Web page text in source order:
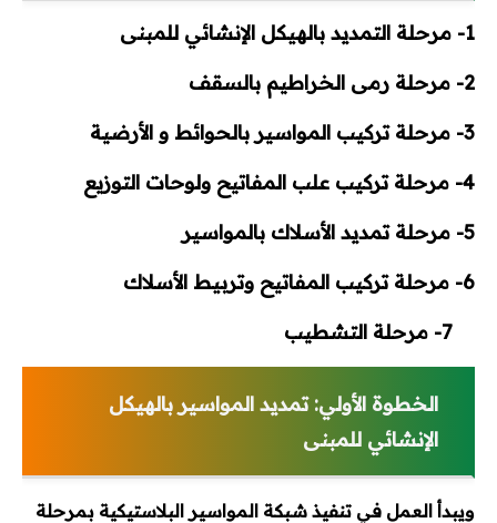
تيار خفيف
MATLAB
Autocad
1- مرحلة التمديد بالهيكل الإنشائي للمبنى
2- مرحلة رمى الخراطيم بالسقف
3- مرحلة تركيب المواسير بالحوائط و الأرضية
4- مرحلة تركيب علب المفاتيح ولوحات التوزيع
5- مرحلة تمديد الأسلاك بالمواسير
6- مرحلة تركيب المفاتيح وتربيط الأسلاك
مرحلة التشطيب
الخطوة الأولي: تمديد المواسير بالهيكل
الإنشائي للمبنى
ويبدأ العمل في تنفيذ شبكة المواسير البلاستيكية بمرحلة